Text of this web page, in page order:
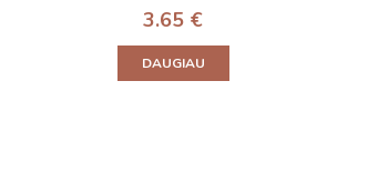
3.65 €
DAUGIAU